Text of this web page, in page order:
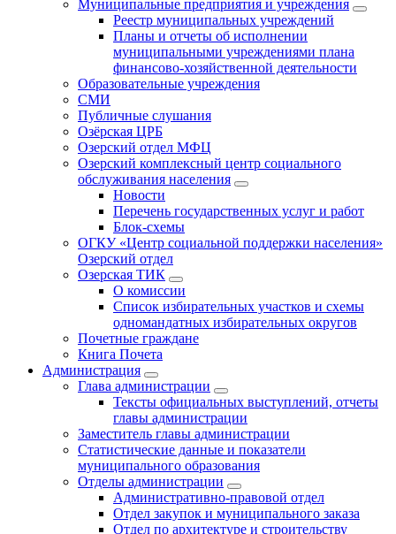
Муниципальные предприятия и учреждения
Реестр муниципальных учреждений
Планы и отчеты об исполнении
муниципальными учреждениями плана
финансово-хозяйственной деятельности
Образовательные учреждения
СМИ
Публичные слушания
Озёрская ЦРБ
Озерский отдел МФЦ
Озерский комплексный центр социального
обслуживания населения
Новости
Перечень государственных услуг и работ
Блок-схемы
ОГКУ «Центр социальной поддержки населения»
Озерский отдел
Озерская ТИК
О комиссии
Список избирательных участков и схемы
одномандатных избирательных округов
Почетные граждане
Книга Почета
Администрация
Глава администрации
Тексты официальных выступлений, отчеты
главы администрации
Заместитель главы администрации
Статистические данные и показатели
муниципального образования
Отделы администрации
Административно-правовой отдел
Отдел закупок и муниципального заказа
Отдел по архитектуре и строительству